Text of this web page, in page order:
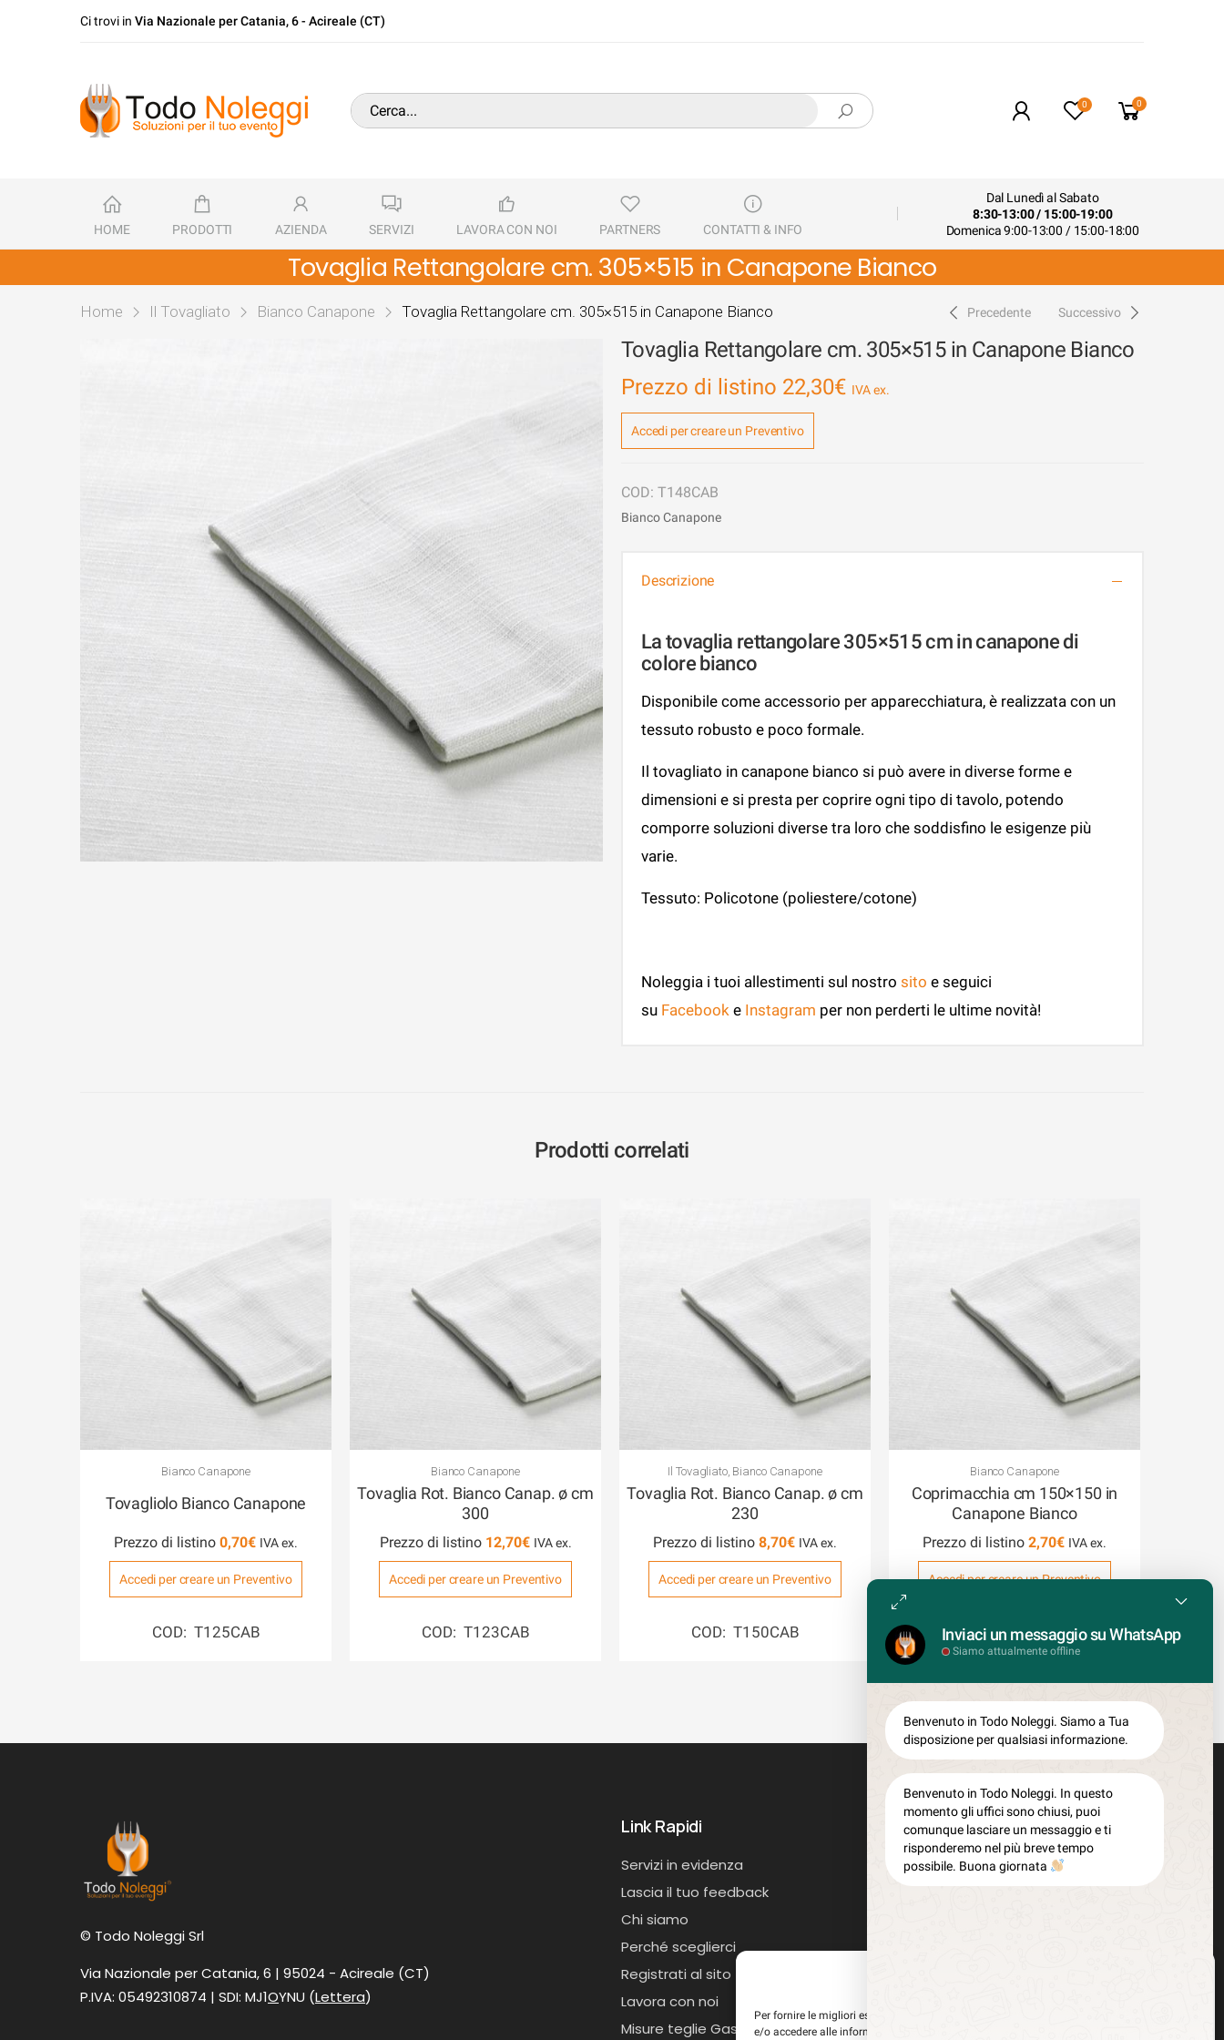
Per fornire le migliori esperienze, utilizziamo tecnologie come i cookie per memorizzare
e/o accedere alle informazioni del dispositivo. Il consenso a queste tecnologie ci
Ci trovi in Via Nazionale per Catania, 6 - Acireale (CT)
0 0
HOME PRODOTTI AZIENDA SERVIZI LAVORA CON NOI PARTNERS CONTATTI & INFO
Dal Lunedì al Sabato
8:30-13:00 / 15:00-19:00
Domenica 9:00-13:00 / 15:00-18:00
Tovaglia Rettangolare cm. 305×515 in Canapone Bianco
Home Il Tovagliato Bianco Canapone Tovaglia Rettangolare cm. 305×515 in Canapone Bianco Precedente Successivo
Tovaglia Rettangolare cm. 305×515 in Canapone Bianco
Prezzo di listino 22,30€
Accedi per creare un Preventivo
T148CAB
Bianco Canapone
Descrizione
La tovaglia rettangolare 305×515 cm in canapone di
colore bianco
Disponibile come accessorio per apparecchiatura, è realizzata con un
tessuto robusto e poco formale.
Il tovagliato in canapone bianco si può avere in diverse forme e
dimensioni e si presta per coprire ogni tipo di tavolo, potendo
comporre soluzioni diverse tra loro che soddisfino le esigenze più
varie.
Tessuto: Policotone (poliestere/cotone)
Noleggia i tuoi allestimenti sul nostro sito e seguici
su Facebook e Instagram per non perderti le ultime novità!
Prodotti correlati
Bianco Canapone
Tovagliolo Bianco Canapone
Prezzo di listino 0,70€
Accedi per creare un Preventivo
COD: T125CAB
Bianco Canapone
Tovaglia Rot. Bianco Canap. ø cm
300
Prezzo di listino 12,70€
Accedi per creare un Preventivo
COD: T123CAB
Il Tovagliato, Bianco Canapone
Tovaglia Rot. Bianco Canap. ø cm
230
Prezzo di listino 8,70€
Accedi per creare un Preventivo
COD: T150CAB
Bianco Canapone
Coprimacchia cm 150×150 in
Canapone Bianco
Prezzo di listino 2,70€
Accedi per creare un Preventivo
COD: T126CAB
© Todo Noleggi Srl
Via Nazionale per Catania, 6 | 95024 - Acireale (CT)
P.IVA: 05492310874 | SDI: MJ1OYNU (Lettera)
Link Rapidi
Servizi in evidenza
Lascia il tuo feedback
Chi siamo
Perché sceglierci
Registrati al sito
Lavora con noi
Misure teglie Gastronorm
Inviaci un messaggio su WhatsApp
Siamo attualmente offline
Benvenuto in Todo Noleggi. Siamo a Tua
disposizione per qualsiasi informazione.
Benvenuto in Todo Noleggi. In questo
momento gli uffici sono chiusi, puoi
comunque lasciare un messaggio e ti
risponderemo nel più breve tempo
possibile. Buona giornata